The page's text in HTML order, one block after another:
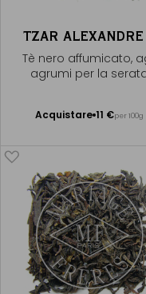
TZAR
Tè nero affumicato,
agrumi per la
Acquistare 11 €per 100g
Aggiungere